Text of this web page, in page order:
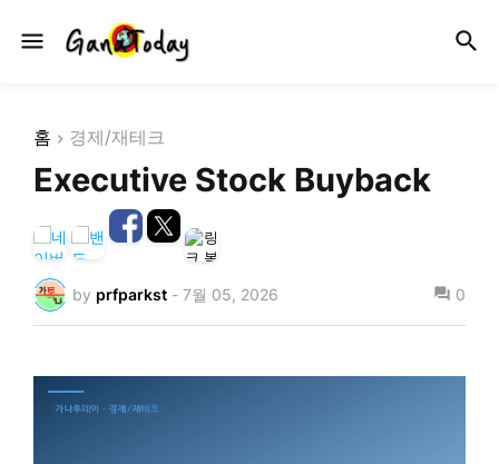
홈 경제/재테크
Executive Stock Buyback
by prfparkst - 7월 05, 2026 0